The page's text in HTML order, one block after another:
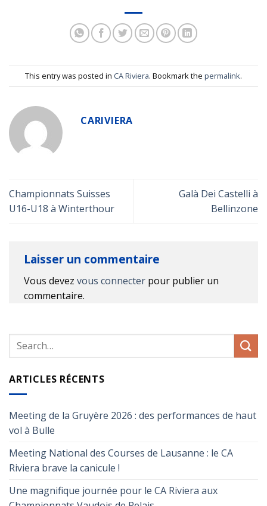
This entry was posted in CA Riviera. Bookmark the permalink.
CARIVIERA
Championnats Suisses
U16-U18 à Winterthour
Galà Dei Castelli à
Bellinzone
Laisser un commentaire
Vous devez vous connecter pour publier un
commentaire.
ARTICLES RÉCENTS
Meeting de la Gruyère 2026 : des performances de haut
vol à Bulle
Meeting National des Courses de Lausanne : le CA
Riviera brave la canicule !
Une magnifique journée pour le CA Riviera aux